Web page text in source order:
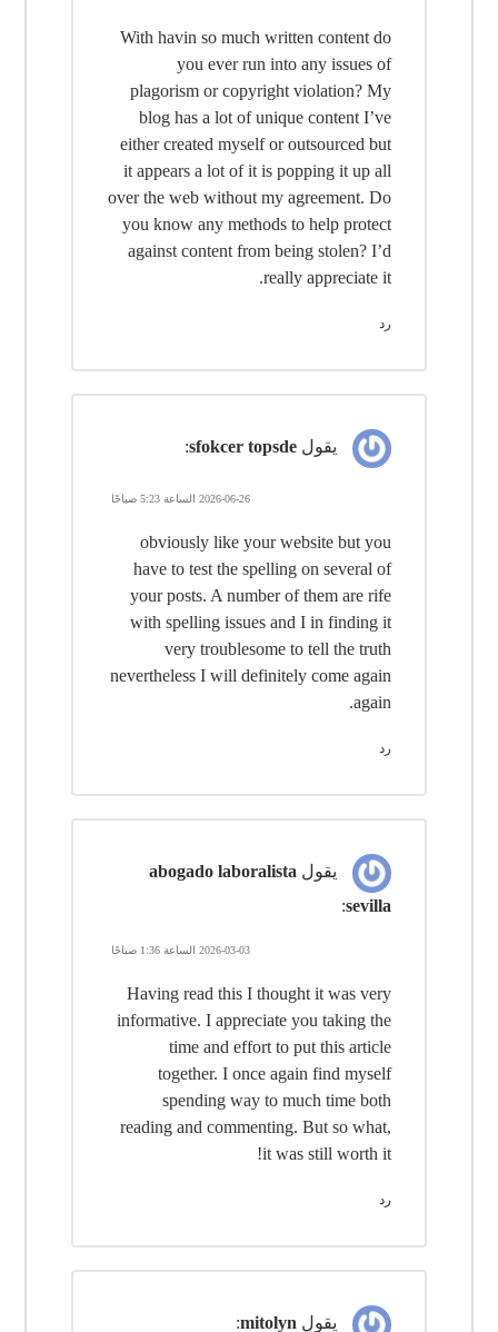
With havin so much written content do
you ever run into any issues of
plagorism or copyright violation? My
blog has a lot of unique content I’ve
either created myself or outsourced but
it appears a lot of it is popping it up all
over the web without my agreement. Do
you know any methods to help protect
against content from being stolen? I’d
really appreciate it.
رد
يقول sfokcer topsde
:
2026-06-26 الساعة 5:23 صباحًا
obviously like your website but you
have to test the spelling on several of
your posts. A number of them are rife
with spelling issues and I in finding it
very troublesome to tell the truth
nevertheless I will definitely come again
again.
رد
يقول abogado laboralista
sevilla
:
2026-03-03 الساعة 1:36 صباحًا
Having read this I thought it was very
informative. I appreciate you taking the
time and effort to put this article
together. I once again find myself
spending way to much time both
reading and commenting. But so what,
it was still worth it!
رد
يقول mitolyn
: